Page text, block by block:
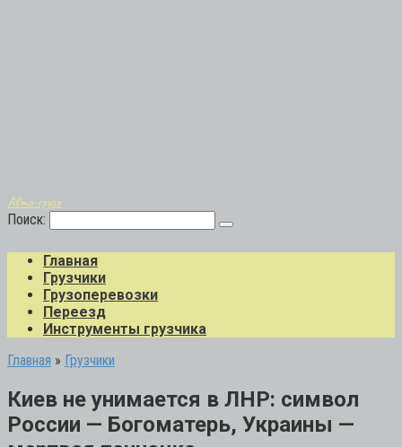
Авто-грузо
Поиск:
Главная
Грузчики
Грузоперевозки
Переезд
Инструменты грузчика
Главная » Грузчики
Киев не унимается в ЛНР: символ
России — Богоматерь, Украины —